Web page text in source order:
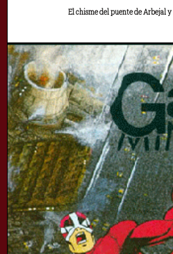
El chisme del puente de Arbejal